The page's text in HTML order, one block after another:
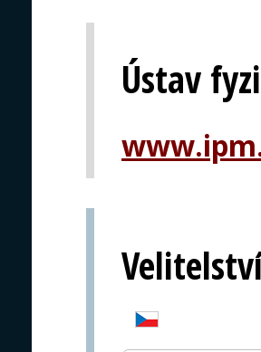
Ústav